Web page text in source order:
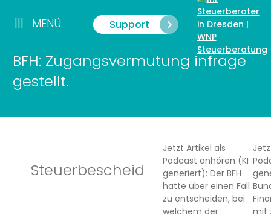
Inhalt
springen
Support
||| MENÜ
BFH: Zugangsvermutung infrage
gestellt.
Steuerbescheid
Jetzt Artikel als
Podcast anhören (KI
generiert): Der BFH
hatte über einen Fall
zu entscheiden, bei
welchem der
mit